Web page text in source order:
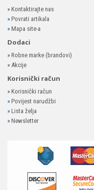
» Kontaktirajte nas
» Povrati artikala
» Mapa site-a
Dodaci
» Robne marke (brandovi)
» Akcije
Korisnički račun
» Korisnički račun
» Povijest narudžbi
» Lista želja
» Newsletter